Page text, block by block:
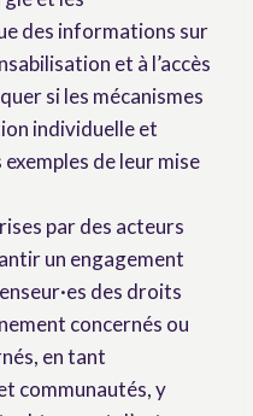
des informations sur
et à l’accès
si les mécanismes
individuelle et
de leur mise
par des acteurs
un engagement
des droits
concernés ou
en tant
communautés, y